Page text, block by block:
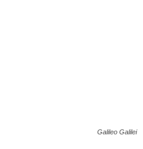
Galileo Galilei